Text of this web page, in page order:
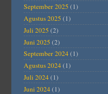
September 2025 (1)
Agustus 2025 (1)
Juli 2025 (2)
Juni 2025 (2)
September 2024(1)
Agustus 2024(1)
Juli 2024(1)
Juni 2024(1)